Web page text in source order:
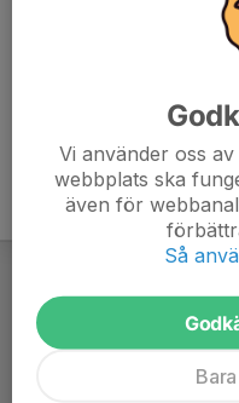
Vi använder oss
webbplats ska
även för
Så